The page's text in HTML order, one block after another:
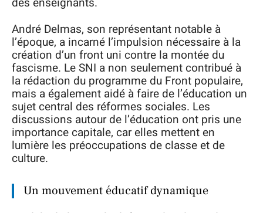
André Delmas, son représentant notable à
l’époque, a incarné l’impulsion nécessaire à la
création d’un front uni contre la montée du
fascisme. Le SNI a non seulement contribué à
la rédaction du programme du Front populaire,
mais a également aidé à faire de l’éducation un
sujet central des réformes sociales. Les
discussions autour de l’éducation ont pris une
importance capitale, car elles mettent en
lumière les préoccupations de classe et de
culture.
Un mouvement éducatif dynamique